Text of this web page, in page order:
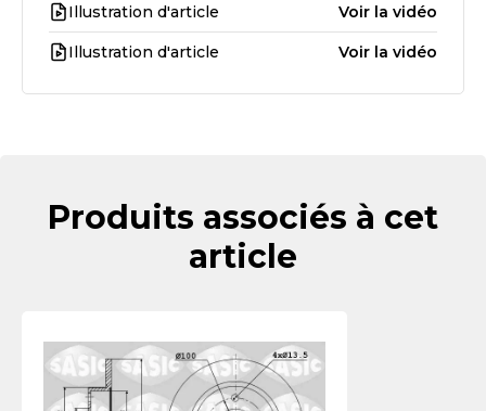
Illustration d'article Voir la vidéo
Illustration d'article Voir la vidéo
Produits associés à cet
article